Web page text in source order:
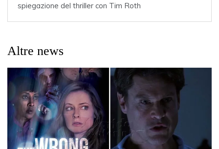
spiegazione del thriller con Tim Roth
Altre news